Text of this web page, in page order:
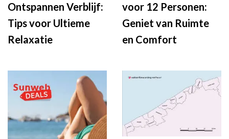
Ontspannen Verblijf:
Tips voor Ultieme
Relaxatie
voor 12 Personen:
Geniet van Ruimte
en Comfort